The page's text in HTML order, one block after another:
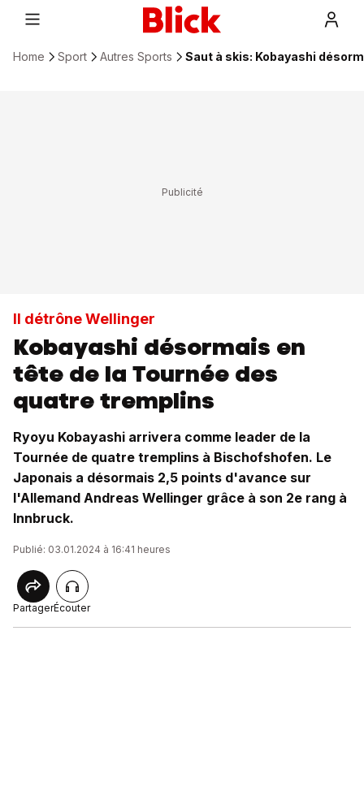
Home Sport Autres Sports Saut à skis: Kobayashi
Il détrône Wellinger
Kobayashi désormais en
tête de la Tournée des
quatre tremplins
Ryoyu Kobayashi arrivera comme leader de la
Tournée de quatre tremplins à Bischofshofen. Le
Japonais a désormais 2,5 points d'avance sur
l'Allemand Andreas Wellinger grâce à son 2e rang à
Innbruck.
Publié: 03.01.2024 à 16:41 heures
PartagerÉcouter